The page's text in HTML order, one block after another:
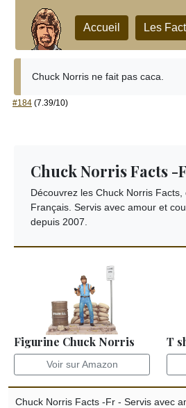
Accueil Les
Chuck Norris ne fait pas caca.
#184 (7.39/10)
Chuck Norris Facts -
Découvrez les Chuck Norris
Français. Servis avec amour et
depuis 2007.
Figurine Chuck Norris
Voir sur Amazon
T
Chuck Norris Facts -Fr - Servis avec